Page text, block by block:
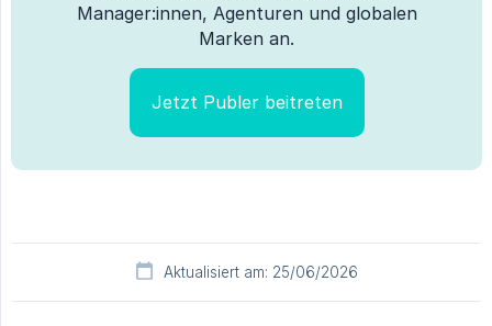
Manager:innen, Agenturen und globalen
Marken an.
Jetzt Publer beitreten
Aktualisiert am: 25/06/2026